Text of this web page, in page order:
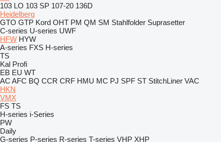
103 LO 103 SP 107-20 136D
Heidelberg
GTO GTP Kord OHT PM QM SM Stahlfolder Suprasetter
C-series U-series UWF
HFW HYW
A-series FXS H-series
TS
Kal Profi
EB EU WT
AC AFC BQ CCR CRF HMU MC PJ SPF ST StitchLiner VAC
HKN
VMX
FS TS
H-series i-Series
PW
Daily
G-series P-series R-series T-series VHP XHP